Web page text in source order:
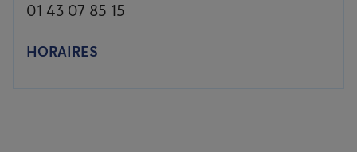
01 43 07 85 15
HORAIRES